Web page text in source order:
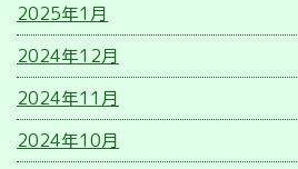
2025年1月
2024年12月
2024年11月
2024年10月